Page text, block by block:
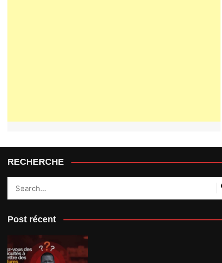
RECHERCHE
Post récent